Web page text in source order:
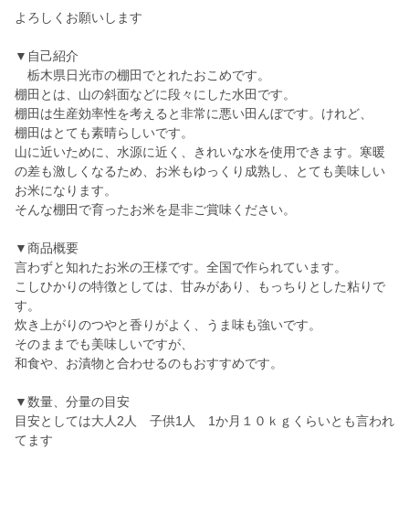
よろしくお願いします
▼自己紹介
栃木県日光市の棚田でとれたおこめです。
棚田とは、山の斜面などに段々にした水田です。
棚田は生産効率性を考えると非常に悪い田んぼです。けれど、
棚田はとても素晴らしいです。
山に近いために、水源に近く、きれいな水を使用できます。寒暖
の差も激しくなるため、お米もゆっくり成熟し、とても美味しい
お米になります。
そんな棚田で育ったお米を是非ご賞味ください。
▼商品概要
言わずと知れたお米の王様です。全国で作られています。
こしひかりの特徴としては、甘みがあり、もっちりとした粘りで
す。
炊き上がりのつやと香りがよく、うま味も強いです。
そのままでも美味しいですが、
和食や、お漬物と合わせるのもおすすめです。
▼数量、分量の目安
目安としては大人2人 子供1人 1か月１０ｋｇくらいとも言われ
てます